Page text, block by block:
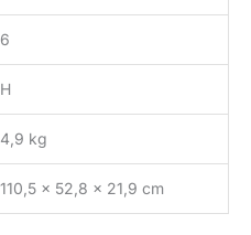
6
H
4,9 kg
110,5 x 52,8 x 21,9 cm